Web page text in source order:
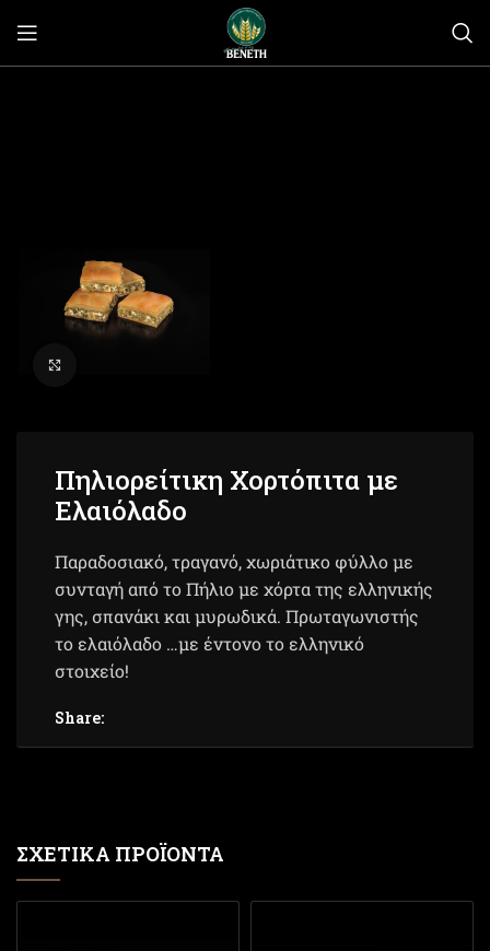
Πηλιορείτικη Χορτόπιτα με
Ελαιόλαδο
Παραδοσιακό, τραγανό, χωριάτικο φύλλο με
συνταγή από το Πήλιο με χόρτα της ελληνικής
γης, σπανάκι και μυρωδικά. Πρωταγωνιστής
το ελαιόλαδο …με έντονο το ελληνικό
στοιχείο!
Share:
ΣΧΕΤΙΚΆ ΠΡΟΪΌΝΤΑ